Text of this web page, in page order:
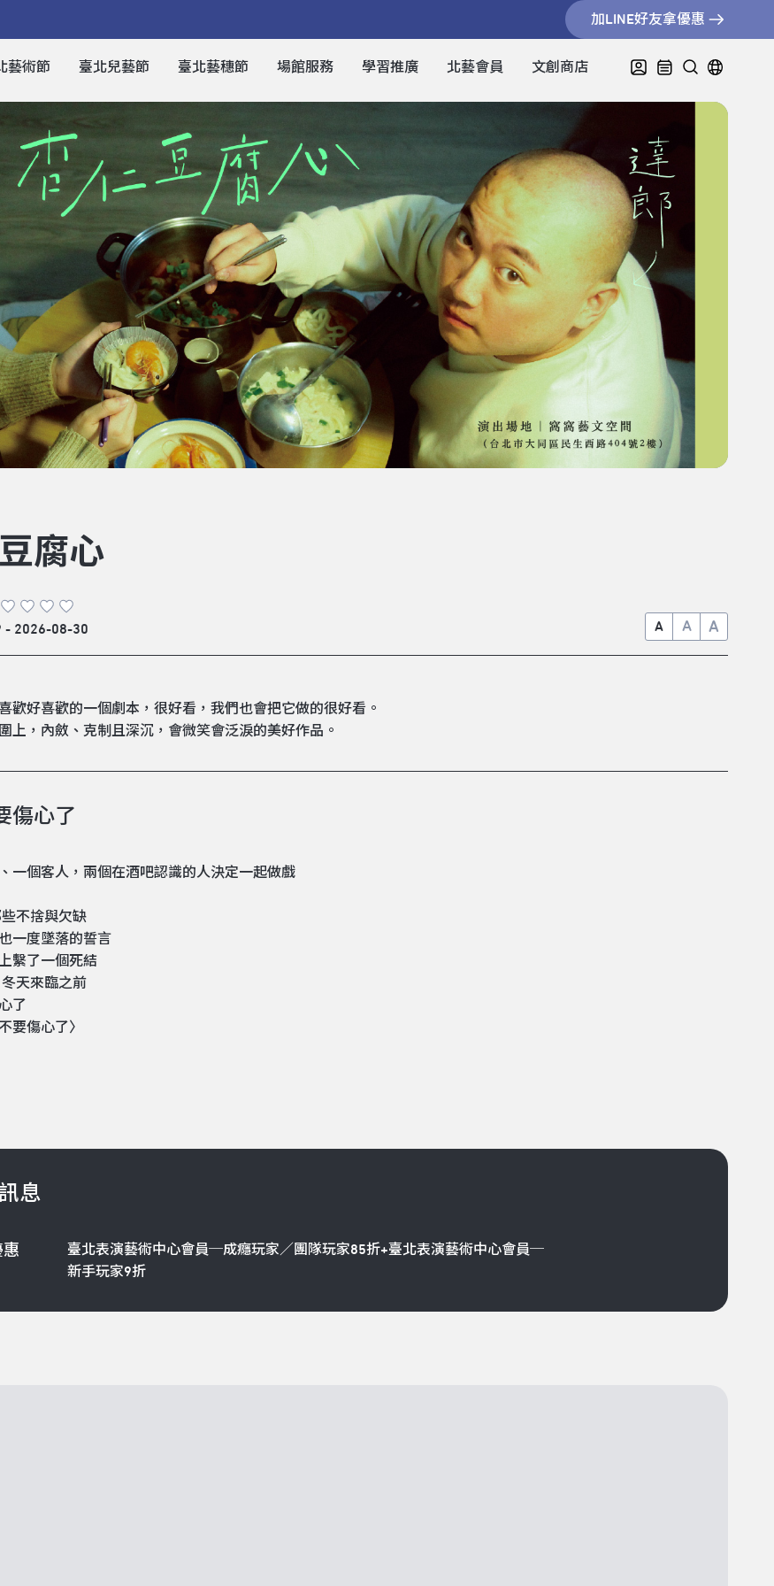
加LINE好友拿優惠
藝術節 臺北兒藝節 臺北藝穗節 場館服務 學習推廣 北藝會員 文創商店
腐心
- 2026-08-30
A A A
歡好喜歡的一個劇本，很好看，我們也會把它做的很好看。
上，內斂、克制且深沉，會微笑會泛淚的美好作品。
傷心了
一個客人，兩個在酒吧認識的人決定一起做戲
不捨與欠缺
一度墜落的誓言
繫了一個死結
天來臨之前
了
要傷心了〉
息
惠
臺北表演藝術中心會員─成癮玩家／團隊玩家85折+臺北表演藝術中心會員─
新手玩家9折